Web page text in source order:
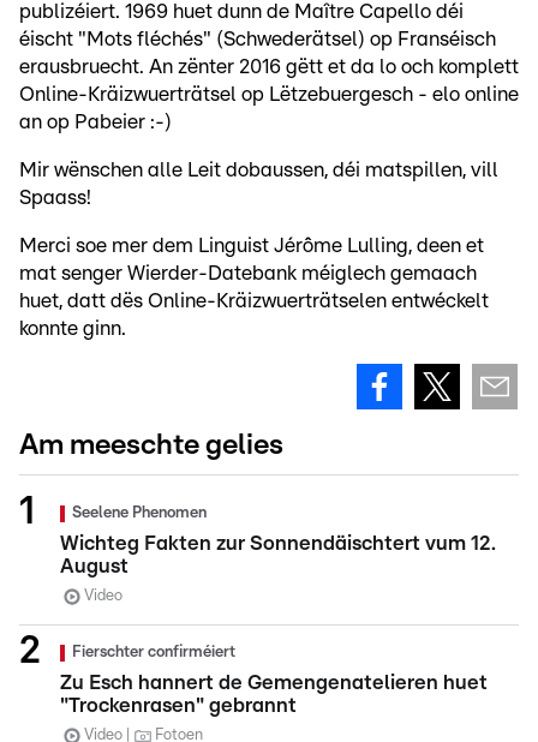
publizéiert. 1969 huet dunn de Maître Capello déi
éischt "Mots fléchés" (Schwederätsel) op Franséisch
erausbruecht. An zënter 2016 gëtt et da lo och komplett
Online-Kräizwuerträtsel op Lëtzebuergesch - elo online
an op Pabeier :-)
Mir wënschen alle Leit dobaussen, déi matspillen, vill
Spaass!
Merci soe mer dem Linguist Jérôme Lulling, deen et
mat senger Wierder-Datebank méiglech gemaach
huet, datt dës Online-Kräizwuerträtselen entwéckelt
konnte ginn.
Am meeschte gelies
Seelene Phenomen
Wichteg Fakten zur Sonnendäischtert vum 12.
August
Video
Fierschter confirméiert
Zu Esch hannert de Gemengenatelieren huet
"Trockenrasen" gebrannt
Video Fotoen